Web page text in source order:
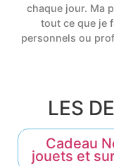
chaque jour. Ma
tout ce que je
personnels ou
LES
Cadeau
jouets et